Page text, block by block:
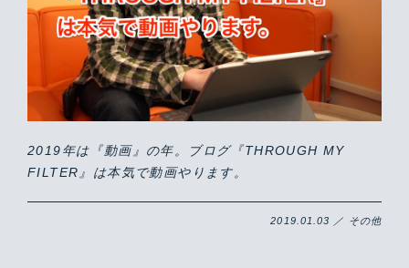
2019年は『動画』の年。ブログ『THROUGH MY
FILTER』は本気で動画やります。
2019.01.03 ／ その他